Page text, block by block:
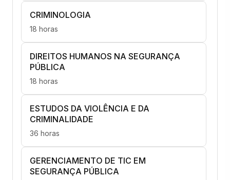
CRIMINOLOGIA
18 horas
DIREITOS HUMANOS NA SEGURANÇA
PÚBLICA
18 horas
ESTUDOS DA VIOLÊNCIA E DA
CRIMINALIDADE
36 horas
GERENCIAMENTO DE TIC EM
SEGURANÇA PÚBLICA